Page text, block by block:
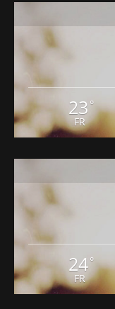
23 °
FR
24°
FR